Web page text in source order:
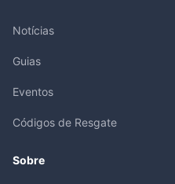
Notícias
Guias
Eventos
Códigos de Resgate
Sobre